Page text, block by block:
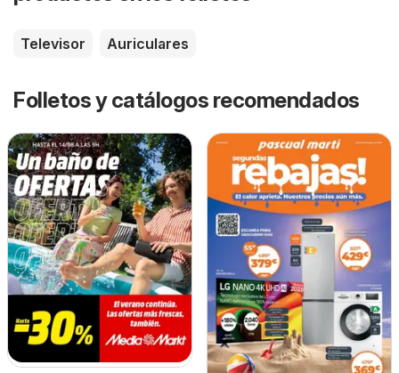
Televisor Auriculares
Folletos y catálogos recomendados